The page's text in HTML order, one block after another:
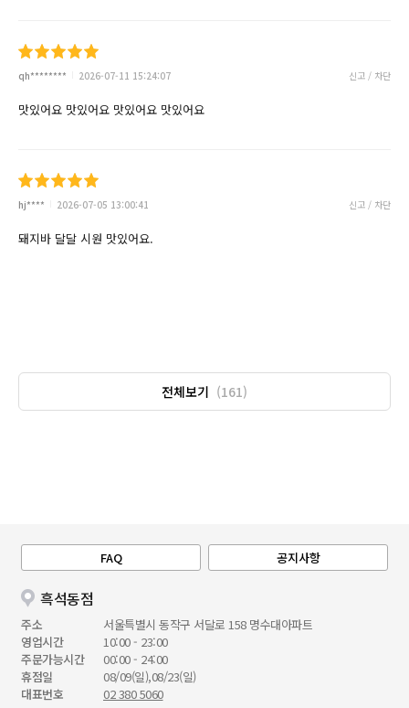
qh******** 2026-07-11 15:24:07 신고 / 차단
맛있어요 맛있어요 맛있어요 맛있어요
hj**** 2026-07-05 13:00:41 신고 / 차단
돼지바 달달 시원 맛있어요.
전체보기 (161)
FAQ 공지사항
흑석동점
주소
서울특별시 동작구 서달로 158 명수대아파트
영업시간
10:00 - 23:00
주문가능시간
00:00 - 24:00
휴점일
08/09(일),08/23(일)
대표번호
02 380 5060